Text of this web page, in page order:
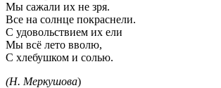
Мы сажали их не зря.
Все на солнце покраснели.
С удовольствием их ели
Мы всё лето вволю,
С хлебушком и солью.
(Н. Меркушова)